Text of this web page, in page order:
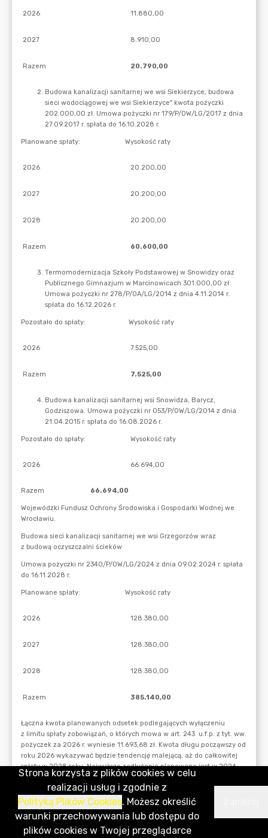
Strona korzysta z plików cookies w celu
realizacji usług i zgodnie z
Polityką Plików Cookies. Możesz określić
warunki przechowywania lub dostępu do
plików cookies w Twojej przeglądarce